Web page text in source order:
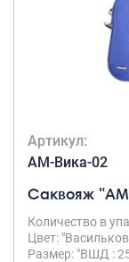
Артикул:
AM-Вика-02
Саквояж
Количество в
Цвет:
Размер: "ВШД :